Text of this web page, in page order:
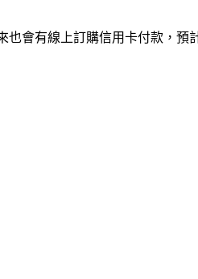
會有線上訂購信用卡付款，